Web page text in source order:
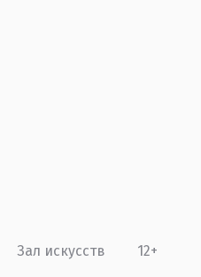
Зал искусств 12+